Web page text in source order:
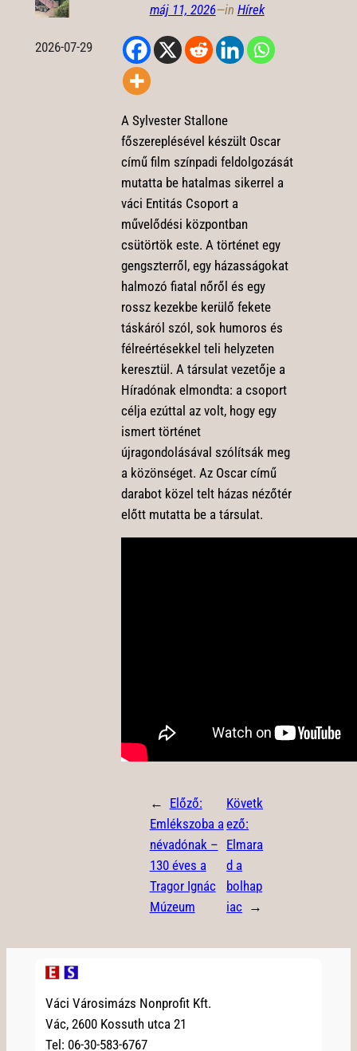
2026-07-29
máj 11, 2026—in Hírek
A Sylvester Stallone
főszereplésével készült Oscar
című film színpadi feldolgozását
mutatta be hatalmas sikerrel a
váci Entitás Csoport a
művelődési központban
csütörtök este. A történet egy
gengszterről, egy házasságokat
halmozó fiatal nőről és egy
rossz kezekbe kerülő fekete
táskáról szól, sok humoros és
félreértésekkel teli helyzeten
keresztül. A társulat vezetője a
Híradónak elmondta: a csoport
célja ezúttal az volt, hogy egy
ismert történet
újragondolásával szólítsák meg
a közönséget. Az Oscar című
darabot közel telt házas nézőtér
előtt mutatta be a társulat.
← Előző:
Emlékszoba a
névadónak –
130 éves a
Tragor Ignác
Múzeum
Követk
ező:
Elmara
d a
bolhap
iac →
Váci Városimázs Nonprofit Kft.
Vác, 2600 Kossuth utca 21
Tel: 06-30-583-6767